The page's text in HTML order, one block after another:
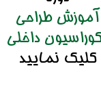
آموزش طراحی
داخلی
کلیک نمایید